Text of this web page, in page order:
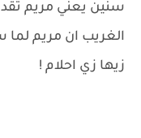
سنين يعني مريم
الغريب ان مريم
زيها زي احلام !